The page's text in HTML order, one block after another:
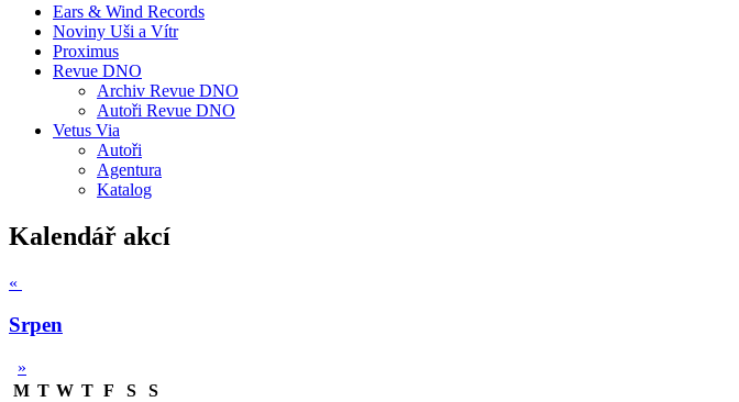
Ears & Wind Records
Noviny Uši a Vítr
Proximus
Revue DNO
Archiv Revue DNO
Autoři Revue DNO
Vetus Via
Autoři
Agentura
Katalog
Kalendář akcí
«
Srpen
»
M T W T F S
S